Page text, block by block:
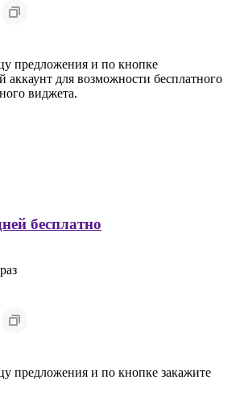
предложения и по кнопке
аккаунт для возможности бесплатного
виджета.
бесплатно
раз
предложения и по кнопке закажите